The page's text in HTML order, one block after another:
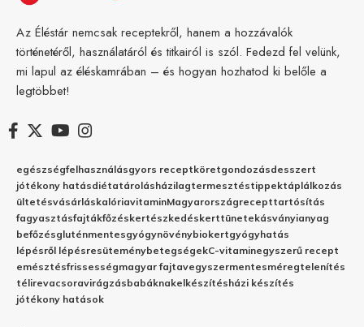
Az Éléstár nemcsak receptekről, hanem a hozzávalók
történetéről, használatáról és titkairól is szól. Fedezd fel velünk,
mi lapul az éléskamrában – és hogyan hozhatod ki belőle a
legtöbbet!
egészségfelhasználásgyors receptköretgondozásdesszert
jótékony hatásdiétatárolásházilagtermesztéstippektáplálkozás
ültetésvásárláskalóriavitaminMagyarországrecepttartósítás
fagyasztásfajtákfőzéskertészkedéskerttünetekásványianyag
befőzésgluténmentesgyógynövénybiokertgyógyhatás
lépésről lépésresüteménybetegségekC-vitaminegyszerű recept
emésztésfrissességmagyar fajtavegyszermentesméregtelenítés
télirevacsoravirágzásbabáknakelkészítésházi készítés
jótékony hatások